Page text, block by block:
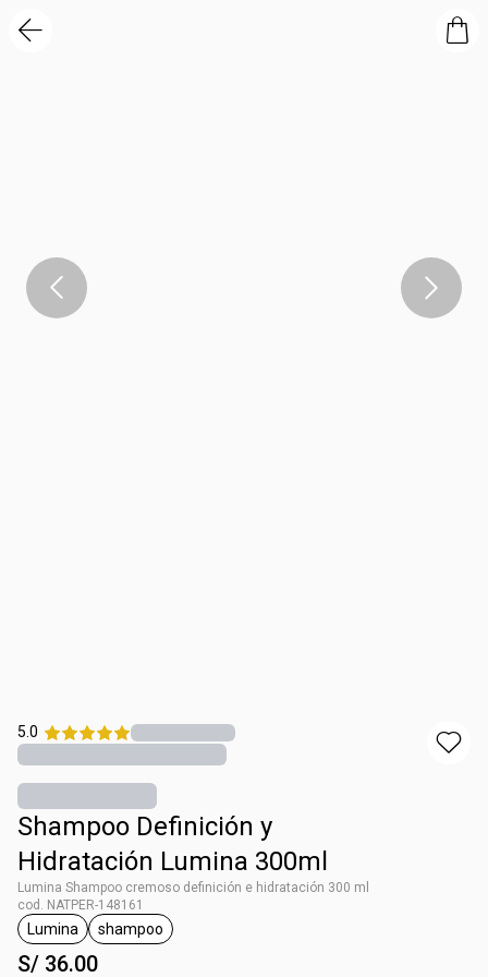
5.0
Shampoo Definición y
Hidratación Lumina 300ml
Lumina Shampoo cremoso definición e hidratación 300 ml
cod. NATPER-148161
etiqueta Lumina
Lumina
etiqueta shampoo
shampoo
S/ 36.00